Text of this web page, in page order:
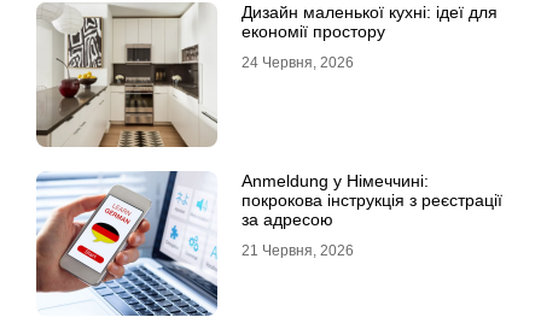
Дизайн маленької кухні: ідеї для
економії простору
24 Червня, 2026
Anmeldung у Німеччині:
покрокова інструкція з реєстрації
за адресою
21 Червня, 2026